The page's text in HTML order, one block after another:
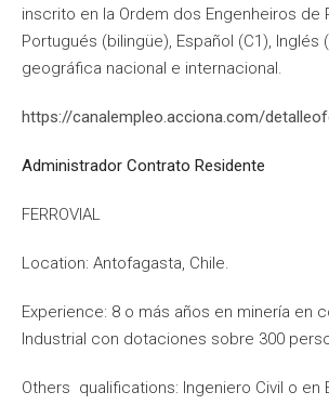
inscrito en la Ordem dos Engenheiros de
Portugués (bilingüe), Español (C1), Inglés
geográfica nacional e internacional.
https://canalempleo.acciona.com/
Administrador Contrato Residente
FERROVIAL
Location: Antofagasta, Chile.
Experience: 8 o más años en minería en
Industrial con dotaciones sobre 300
Others qualifications: Ingeniero Civil o en